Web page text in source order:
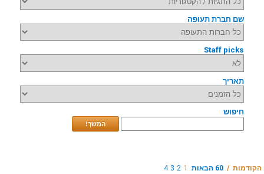
שם חברת תעופה
Staff picks
תאריך
חיפוש
המשך!
הקודמות /60 הבאות 2
3
4